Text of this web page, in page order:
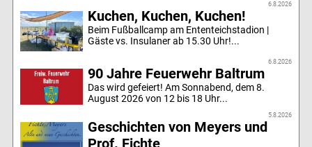
6.8.2026
Kuchen, Kuchen, Kuchen!
Beim Fußballcamp am Ententeichstadion |
Gäste vs. Insulaner ab 15.30 Uhr!...
6.8.2026
90 Jahre Feuerwehr Baltrum
Das wird gefeiert! Am Sonnabend, dem 8.
August 2026 von 12 bis 18 Uhr...
5.8.2026
Geschichten von Meyers und
Prof. Fichte